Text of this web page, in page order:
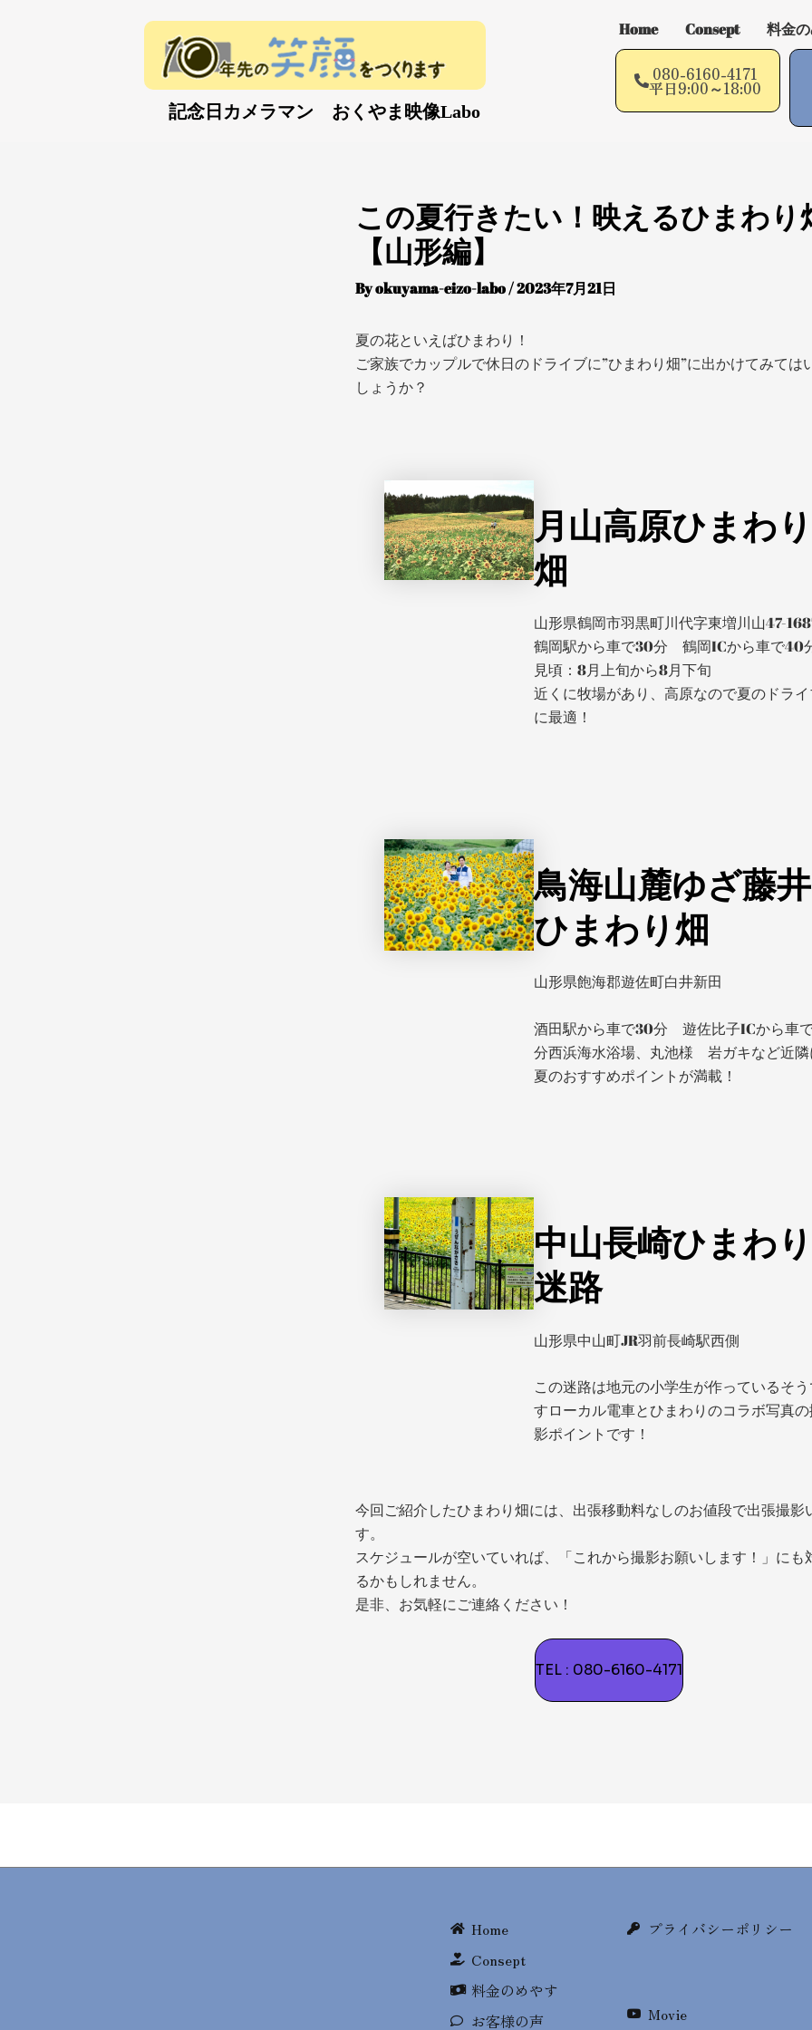
記念日カメラマン おくやま映像Labo
Home Consept 料金
080-6160-4171
平日9:00～18:00
この夏行きたい！映えるひまわり
【山形編】
Byokuyama-eizo-labo/2023年7月21日
夏の花といえばひまわり！
ご家族でカップルで休日のドライブに”ひまわり畑”に出かけてみては
しょうか？
月山高原ひまわ
畑
山形県鶴岡市羽黒町川代字東増川山47-
鶴岡駅から車で30分 鶴岡ICから車で40
見頃：8月上旬から8月下旬
近くに牧場があり、高原なので夏のドラ
に最適！
鳥海山麓ゆざ藤井
ひまわり畑
山形県飽海郡遊佐町白井新田
酒田駅から車で30分 遊佐比子ICから車
分西浜海水浴場、丸池様 岩ガキなど近
夏のおすすめポイントが満載！
中山長崎ひまわ
迷路
山形県中山町JR羽前長崎駅西側
この迷路は地元の小学生が作っているそ
すローカル電車とひまわりのコラボ写真
影ポイントです！
今回ご紹介したひまわり畑には、出張移動料なしのお値段で出張撮影
す。
スケジュールが空いていれば、「これから撮影お願いします！」にも
るかもしれません。
是非、お気軽にご連絡ください！
TEL : 080-6160-4171
Home
Consept
料金のめやす
お客様の声
プライバシーポリシー
Movie